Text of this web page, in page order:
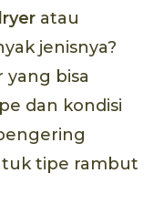
atau
jenisnya?
yang bisa
dan kondisi
tipe rambut